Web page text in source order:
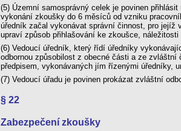
(5) Územní samosprávný celek je povinen
vykonání zkoušky do 6 měsíců od vzniku
úředník začal vykonávat správní činnost, pro jejíž
upraví způsob přihlašování ke zkoušce,
(6) Vedoucí úředník, který řídí úředníky
odbornou způsobilost z obecné části a ze
předpisem, vykonávaných jím řízenými úředníky,
(7) Vedoucí úřadu je povinen prokázat zvláštní
§ 22
Zabezpečení zkoušky